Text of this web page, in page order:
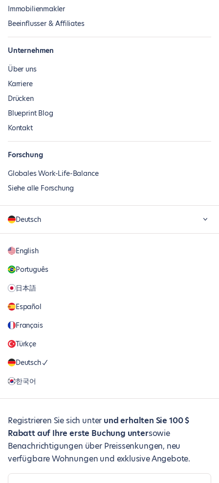
Immobilienmakler
Beeinflusser & Affiliates
Unternehmen
Über uns
Karriere
Drücken
Blueprint Blog
Kontakt
Forschung
Globales Work-Life-Balance
Siehe alle Forschung
Deutsch
English
Português
日本語
Español
Français
Türkçe
Deutsch
한국어
Registrieren Sie sich unter und erhalten Sie 100 $
Rabatt auf Ihre erste Buchung untersowie
Benachrichtigungen über Preissenkungen, neu
verfügbare Wohnungen und exklusive Angebote.